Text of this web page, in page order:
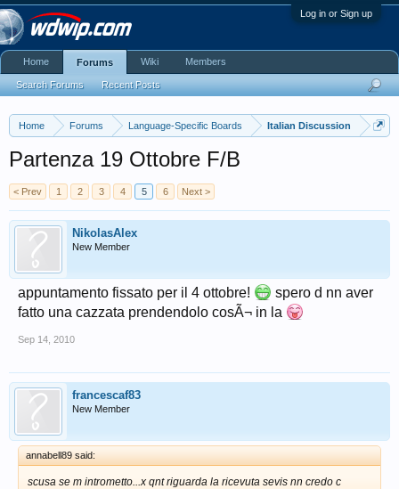
Log in or Sign up
Home Forums Language-Specific Boards Italian Discussion
Partenza 19 Ottobre F/B
< Prev 1 2 3 4 5 6 Next >
NikolasAlex
New Member
appuntamento fissato per il 4 ottobre!
spero d nn aver
fatto una cazzata prendendolo cosÃ¬ in la
Sep 14, 2010
francescaf83
New Member
annabell89 said:
scusa se m intrometto...x qnt riguarda la ricevuta sevis nn credo c
Home Forums
Search Forums Recent Posts
Wiki Members